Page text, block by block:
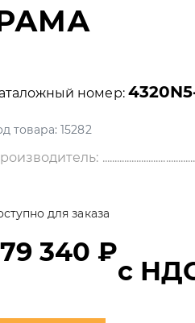
номер:
товара: 15282
для заказа
340 ₽
с